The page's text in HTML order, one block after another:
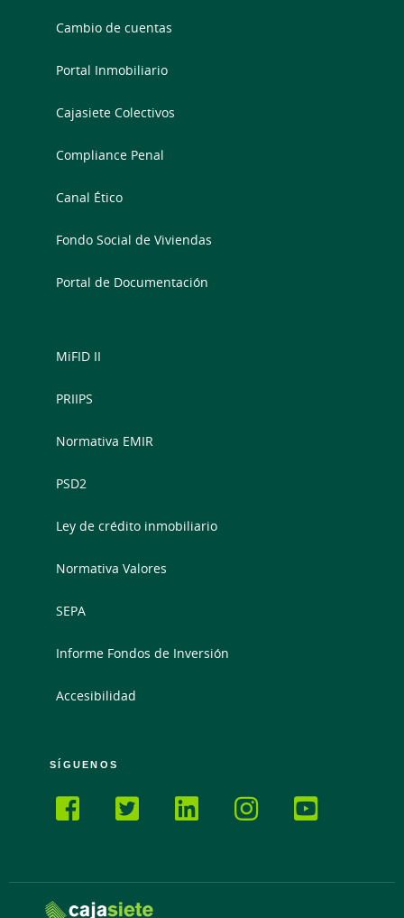
Cambio de cuentas
Portal Inmobiliario
Cajasiete Colectivos
Compliance Penal
Canal Ético
Fondo Social de Viviendas
Portal de Documentación
MiFID II
PRIIPS
Normativa EMIR
PSD2
Ley de crédito inmobiliario
Normativa Valores
SEPA
Informe Fondos de Inversión
Accesibilidad
SÍGUENOS